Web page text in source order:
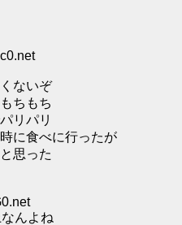
ないぞ
ちもち
リパリ
に食べに行ったが
思った
んよね